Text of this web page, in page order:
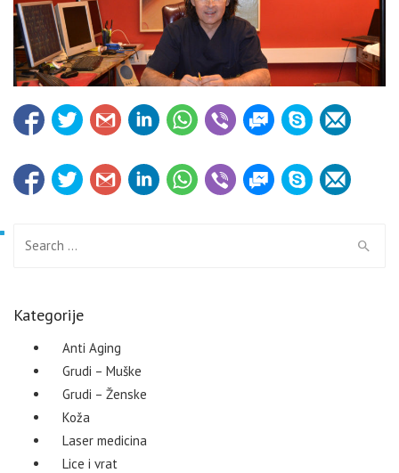
Kategorije
Anti Aging
Grudi – Muške
Grudi – Ženske
Koža
Laser medicina
Lice i vrat